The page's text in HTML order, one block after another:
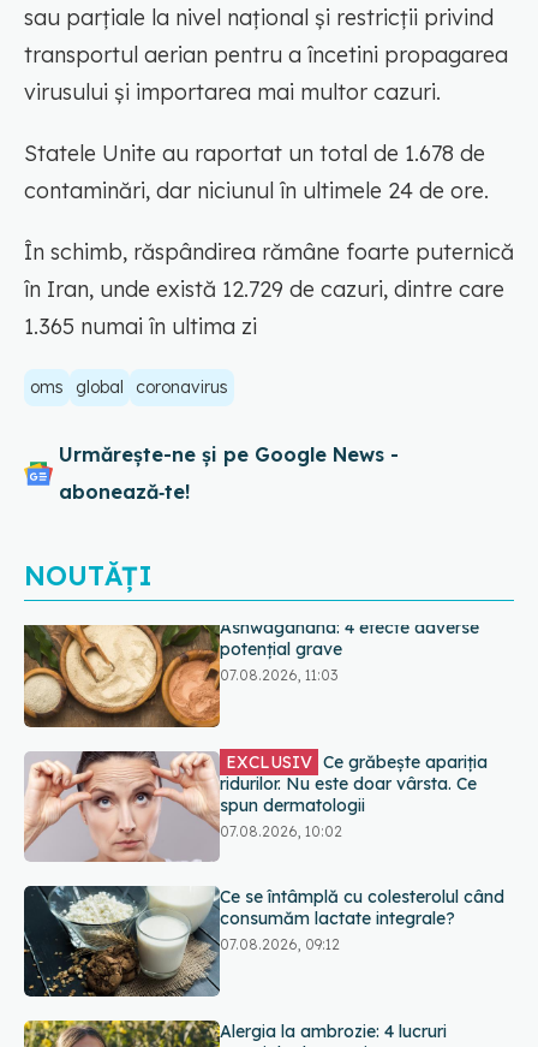
sau parţiale la nivel naţional şi restricţii privind
transportul aerian pentru a încetini propagarea
virusului şi importarea mai multor cazuri.
Statele Unite au raportat un total de 1.678 de
contaminări, dar niciunul în ultimele 24 de ore.
În schimb, răspândirea rămâne foarte puternică
în Iran, unde există 12.729 de cazuri, dintre care
1.365 numai în ultima zi
oms global coronavirus
Urmărește-ne și pe Google News -
abonează‑te!
NOUTĂȚI
EXCLUSIV Ce grăbește apariția
ridurilor. Nu este doar vârsta. Ce
Ce se întâmplă cu colesterolul când
consumăm lactate integrale?
07.08.2026, 09:12
Alergia la ambrozie: 4 lucruri
esențiale despre simptome,
07.08.2026, 08:21